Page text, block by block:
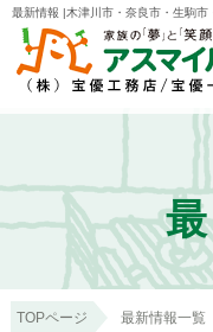
最新情報 |木津川市・奈良市・生駒市
イルリフォーム
TOPページ 最新情報一覧